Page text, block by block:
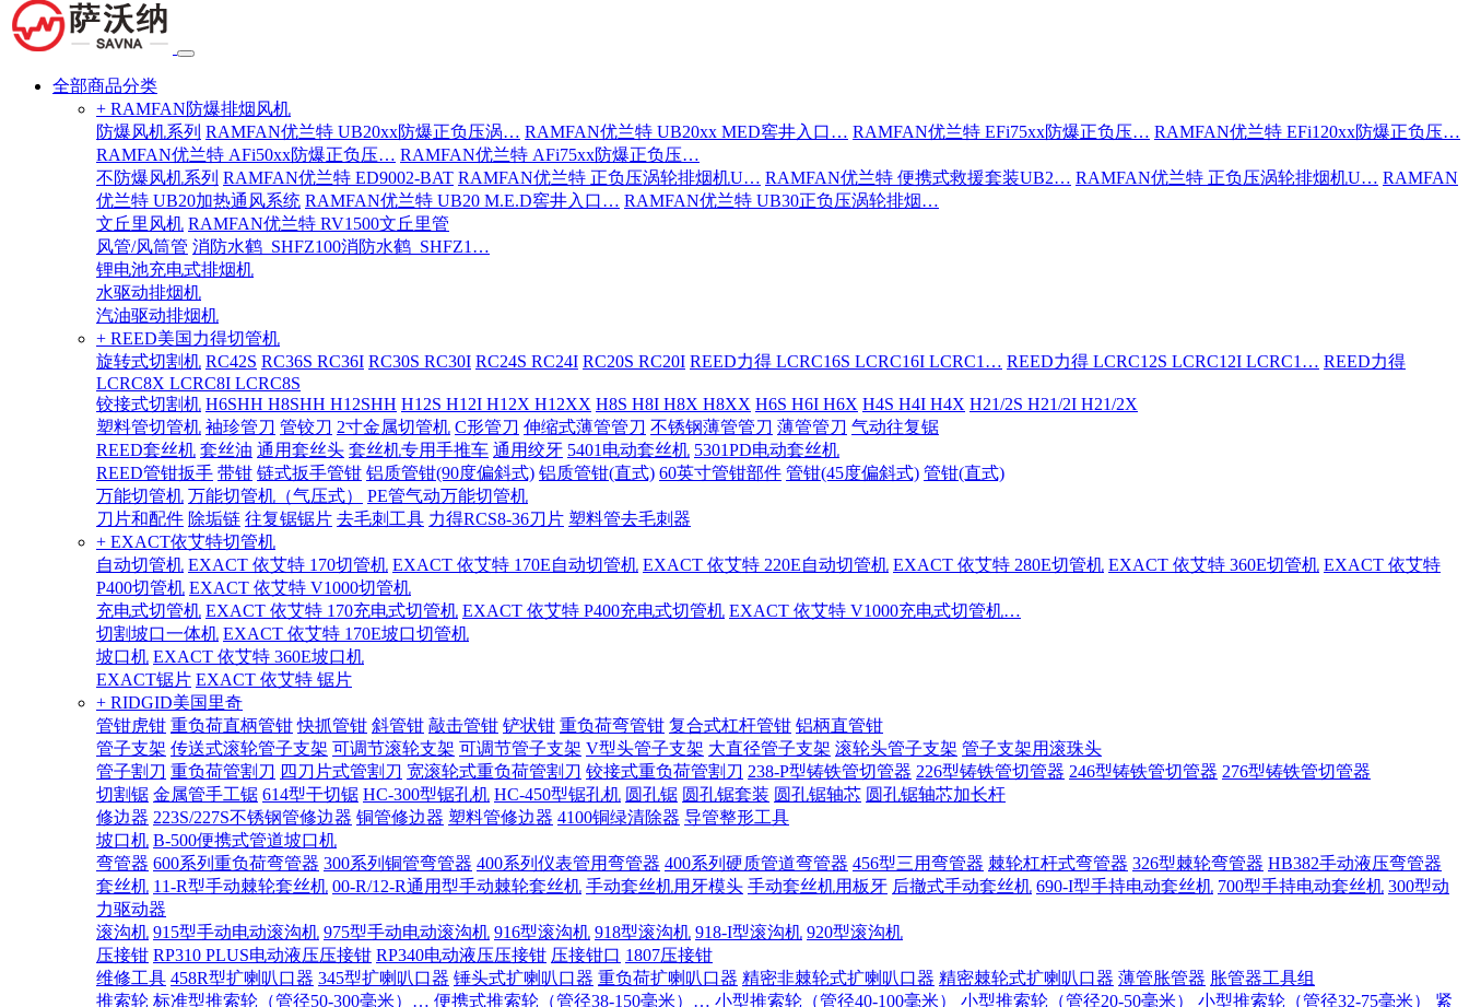
全部商品分类
+ RAMFAN防爆排烟风机
防爆风机系列 RAMFAN优兰特 UB20xx防爆正负压涡… RAMFAN优兰特 UB20xx MED窖井入口… RAMFAN优兰特 EFi75xx防爆正负压… RAMFAN优兰特 EFi120xx防爆正负压…
RAMFAN优兰特 AFi50xx防爆正负压… RAMFAN优兰特 AFi75xx防爆正负压…
不防爆风机系列 RAMFAN优兰特 ED9002-BAT RAMFAN优兰特 正负压涡轮排烟机U… RAMFAN优兰特 便携式救援套装UB2… RAMFAN优兰特 正负压涡轮排烟机U… RAMFAN
优兰特 UB20加热通风系统 RAMFAN优兰特 UB20 M.E.D窖井入口… RAMFAN优兰特 UB30正负压涡轮排烟…
文丘里风机 RAMFAN优兰特 RV1500文丘里管
风管/风筒管 消防水鹤_SHFZ100消防水鹤_SHFZ1…
锂电池充电式排烟机
水驱动排烟机
汽油驱动排烟机
+ REED美国力得切管机
旋转式切割机 RC42S RC36S RC36I RC30S RC30I RC24S RC24I RC20S RC20I REED力得 LCRC16S LCRC16I LCRC1… REED力得 LCRC12S LCRC12I LCRC1… REED力得
LCRC8X LCRC8I LCRC8S
铰接式切割机 H6SHH H8SHH H12SHH H12S H12I H12X H12XX H8S H8I H8X H8XX H6S H6I H6X H4S H4I H4X H21/2S H21/2I H21/2X
塑料管切管机 袖珍管刀 管铰刀 2寸金属切管机 C形管刀 伸缩式薄管管刀 不锈钢薄管管刀 薄管管刀 气动往复锯
REED套丝机 套丝油 通用套丝头 套丝机专用手推车 通用绞牙 5401电动套丝机 5301PD电动套丝机
REED管钳扳手 带钳 链式扳手管钳 铝质管钳(90度偏斜式) 铝质管钳(直式) 60英寸管钳部件 管钳(45度偏斜式) 管钳(直式)
万能切管机 万能切管机（气压式）
PE管气动万能切管机
刀片和配件 除垢链 往复锯锯片 去毛刺工具 力得RCS8-36刀片 塑料管去毛刺器
+ EXACT依艾特切管机
自动切管机 EXACT 依艾特 170切管机 EXACT 依艾特 170E自动切管机 EXACT 依艾特 220E自动切管机 EXACT 依艾特 280E切管机 EXACT 依艾特 360E切管机 EXACT 依艾特
P400切管机 EXACT 依艾特 V1000切管机
充电式切管机 EXACT 依艾特 170充电式切管机 EXACT 依艾特 P400充电式切管机 EXACT 依艾特 V1000充电式切管机…
切割坡口一体机 EXACT 依艾特 170E坡口切管机
坡口机 EXACT 依艾特 360E坡口机
EXACT锯片 EXACT 依艾特 锯片
+ RIDGID美国里奇
管钳虎钳 重负荷直柄管钳 快抓管钳 斜管钳 敲击管钳 铲状钳 重负荷弯管钳 复合式杠杆管钳 铝柄直管钳
管子支架 传送式滚轮管子支架 可调节滚轮支架 可调节管子支架 V型头管子支架 大直径管子支架 滚轮头管子支架 管子支架用滚珠头
管子割刀 重负荷管割刀 四刀片式管割刀 宽滚轮式重负荷管割刀 铰接式重负荷管割刀 238-P型铸铁管切管器 226型铸铁管切管器 246型铸铁管切管器 276型铸铁管切管器
切割锯 金属管手工锯 614型干切锯 HC-300型锯孔机 HC-450型锯孔机 圆孔锯 圆孔锯套装 圆孔锯轴芯 圆孔锯轴芯加长杆
修边器 223S/227S不锈钢管修边器 铜管修边器 塑料管修边器 4100铜绿清除器 导管整形工具
坡口机 B-500便携式管道坡口机
弯管器 600系列重负荷弯管器 300系列铜管弯管器 400系列仪表管用弯管器 400系列硬质管道弯管器 456型三用弯管器 棘轮杠杆式弯管器 326型棘轮弯管器 HB382手动液压弯管器
套丝机 11-R型手动棘轮套丝机 00-R/12-R通用型手动棘轮套丝机 手动套丝机用牙模头 手动套丝机用板牙 后撤式手动套丝机 690-I型手持电动套丝机 700型手持电动套丝机 300型动
力驱动器
滚沟机 915型手动电动滚沟机 975型手动电动滚沟机 916型滚沟机 918型滚沟机 918-I型滚沟机 920型滚沟机
压接钳 RP310 PLUS电动液压压接钳 RP340电动液压压接钳 压接钳口 1807压接钳
维修工具 458R型扩喇叭口器 345型扩喇叭口器 锤头式扩喇叭口器 重负荷扩喇叭口器 精密非棘轮式扩喇叭口器 精密棘轮式扩喇叭口器 薄管胀管器 胀管器工具组
推索轮 标准型推索轮（管径50-300毫米）… 便携式推索轮（管径38-150毫米）… 小型推索轮（管径40-100毫米） 小型推索轮（管径20-50毫米） 小型推索轮（管径32-75毫米）
紧